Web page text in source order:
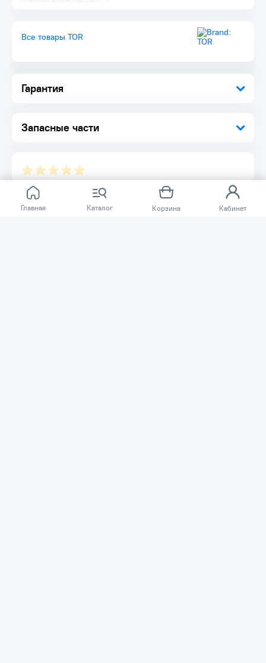
Главная Каталог Корзина Кабинет
Гарантия
Запасные части
Все товары TOR
Отзывов ещё нет.
Расскажите о товаре, который приобрели у нас.